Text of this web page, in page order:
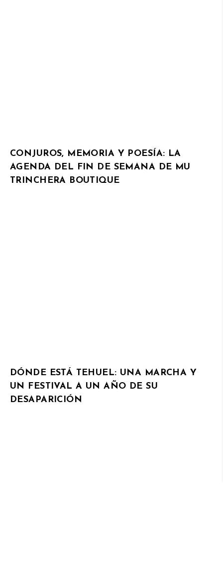
CONJUROS, MEMORIA Y POESÍA: LA
AGENDA DEL FIN DE SEMANA DE MU
TRINCHERA BOUTIQUE
DÓNDE ESTÁ TEHUEL: UNA MARCHA Y
UN FESTIVAL A UN AÑO DE SU
DESAPARICIÓN